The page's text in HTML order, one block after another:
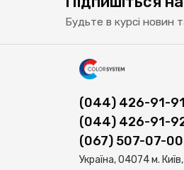
Будьте в курсі новин
(044) 426-91-91
(044) 426-91-
(067) 507-07-00
Україна, 04074 м.